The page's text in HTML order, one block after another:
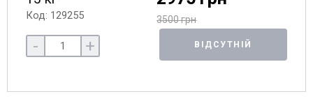
Код: 129255 3500 грн
- + ВІДСУТНІЙ